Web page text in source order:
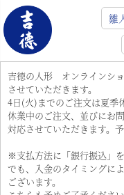
雛
吉徳の人形 オンラインシ
させていただきます。
4日(火)までのご注文は夏季
休業中のご注文、並びにお
対応させていただきます。
※支払方法に「銀行振込」
でも、入金のタイミングに
ございます。
在庫なし商品
在庫なし商品を
商品番号/JANコード
並び順
新着順
価格が安い順
価格が高い順
優先度順